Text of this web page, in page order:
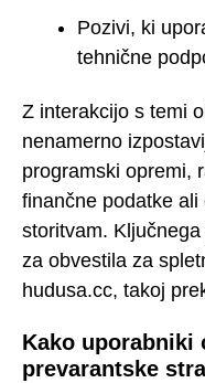
Pozivi, ki
tehnične
Z interakcijo s temi
nenamerno
programski opremi,
finančne podatke
storitvam.
za obvestila za
hudusa.cc, takoj
Kako uporabniki
prevarantske